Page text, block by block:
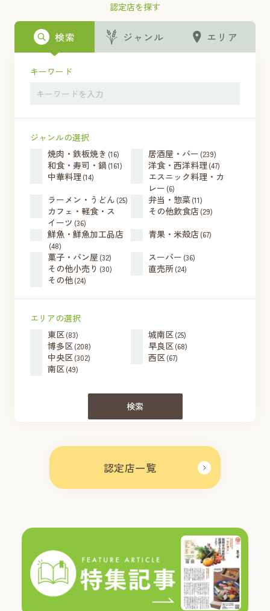
認定店一覧
認定店を探す
検索 ジャンル エリア
キーワード
ジャンルの選択
焼肉・鉄板焼き (16) 居酒屋・バー (239)
和食・寿司・鍋 (161) 洋食・西洋料理 (47)
中華料理 (14)
エスニック料理・カ
レー (6)
ラーメン・うどん (25) 弁当・惣菜(11)
カフェ・軽食・ス
イーツ (36)
その他飲食店(29)
鮮魚・鮮魚加工品店
(48)
青果・米殻店(67)
菓子・パン屋 (32) スーパー (36)
その他小売り (30) 直売所(24)
その他(24)
エリアの選択
東区(83) 城南区(25)
博多区(208) 早良区(68)
中央区(302) 西区(67)
南区(49)
検索